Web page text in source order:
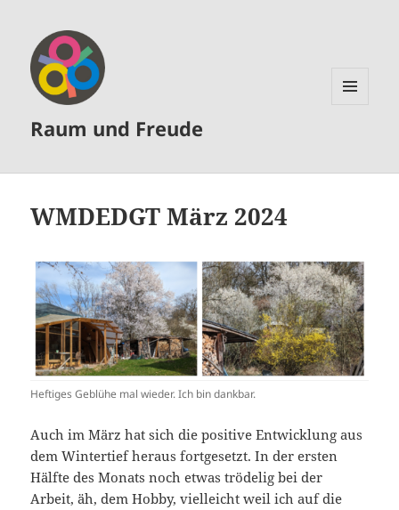
Raum und Freude
WMDEDGT März 2024
Heftiges Geblühe mal wieder. Ich bin dankbar.
Auch im März hat sich die positive Entwicklung aus
dem Wintertief heraus fortgesetzt. In der ersten
Hälfte des Monats noch etwas trödelig bei der
Arbeit, äh, dem Hobby, vielleicht weil ich auf die